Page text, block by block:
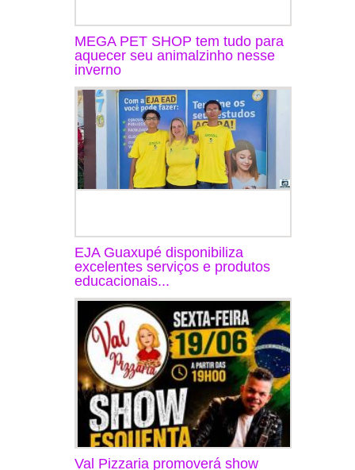
MEGA PET SHOP tem tudo para
aquecer seu animalzinho nesse
inverno
EJA Guaxupé disponibiliza
excelentes serviços e produtos
educacionais...
Val Pizzaria promoverá show